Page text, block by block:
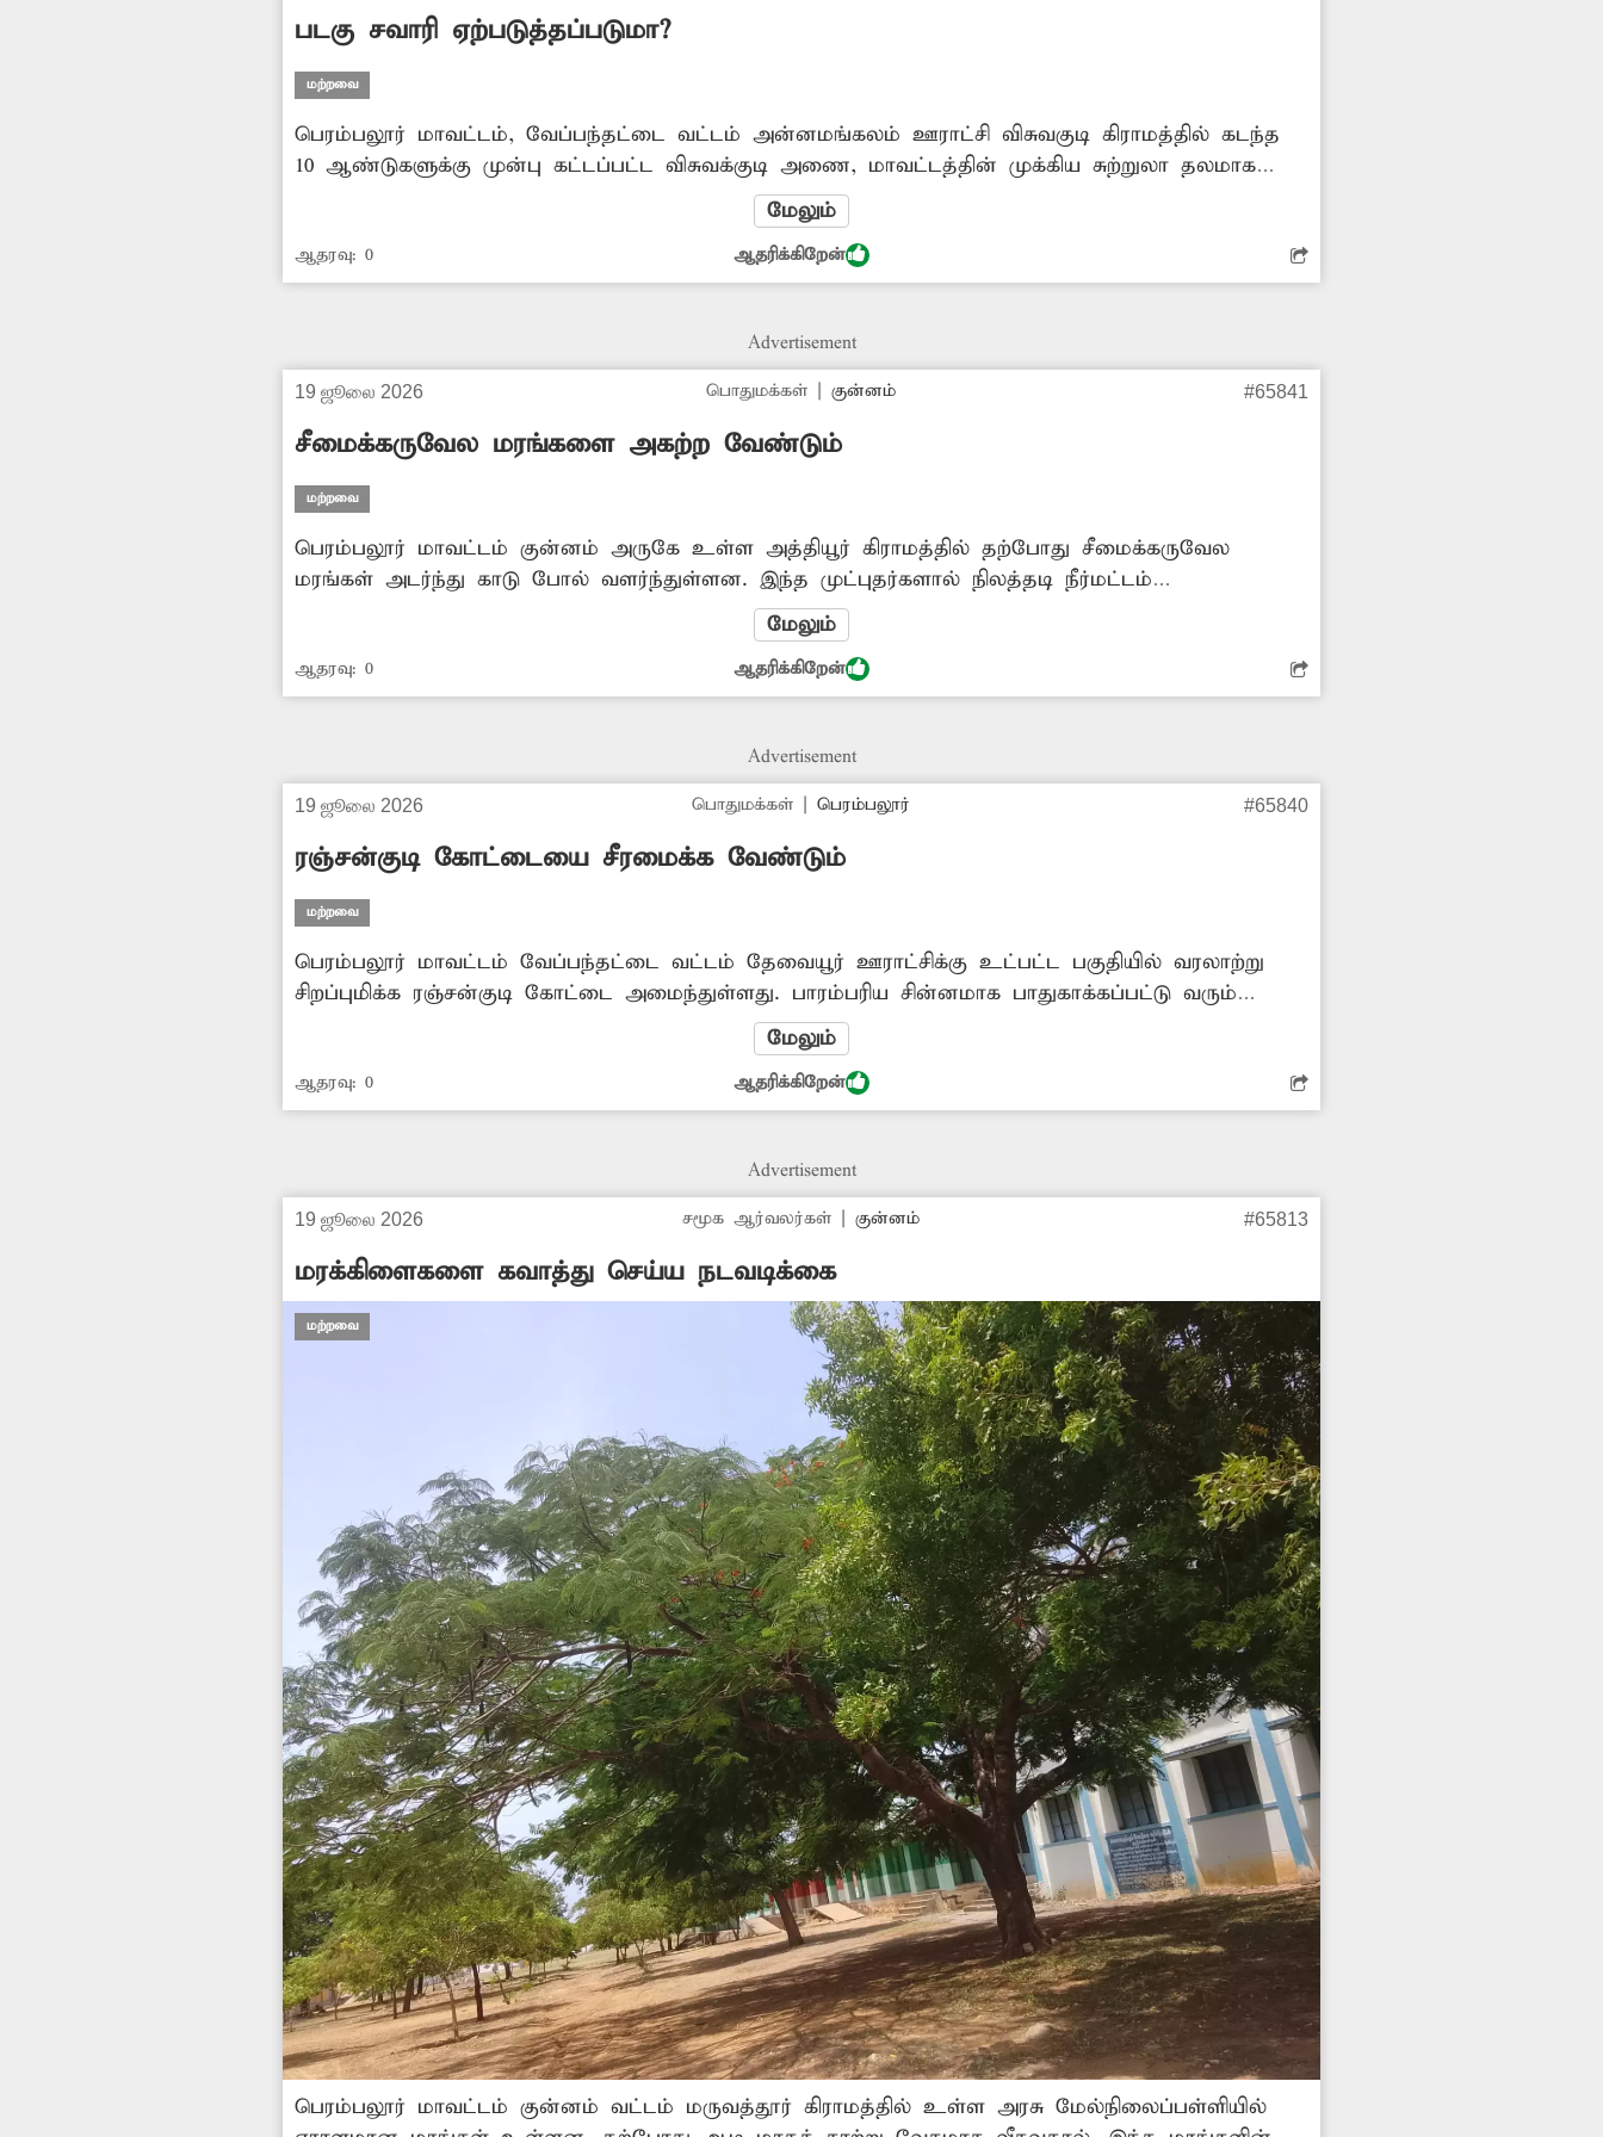
படகு சவாரி ஏற்படுத்தப்படுமா?
மற்றவை
பெரம்பலூர் மாவட்டம், வேப்பந்தட்டை வட்டம் அன்னமங்கலம் ஊராட்சி விசுவகுடி கிராமத்தில் கடந்த
10 ஆண்டுகளுக்கு முன்பு கட்டப்பட்ட விசுவக்குடி அணை, மாவட்டத்தின் முக்கிய சுற்றுலா தலமாக
விளங்கி வருகிறது. இந்த அணையை தூர்வாரி, சுற்றுலா பயணிகள் மகிழும் வகையில் படகு சவாரி
வசதி ஏற்படுத்தி தந்தால், அதிகப்படியான சுற்றுலா பயணிகள் வந்து செல்வதோடு அப்பகுதி
பொருளாதார ரீதியாகவும் வளர்ச்சி பெறும். எனவே, விசுவக்குடி அணையில் படகு சவாரிக்கு ஏற்பாடு
செய்ய சம்பந்தப்பட்ட அதிகாரிகள் நடவடிக்கை எடுக்க வேண்டும்.
மேலும்
ஆதரவு: 0 ஆதரிக்கிறேன்
Advertisement
19 ஜூலை 2026 பொதுமக்கள் |குன்னம் #65841
சீமைக்கருவேல மரங்களை அகற்ற வேண்டும்
மற்றவை
பெரம்பலூர் மாவட்டம் குன்னம் அருகே உள்ள அத்தியூர் கிராமத்தில் தற்போது சீமைக்கருவேல
மரங்கள் அடர்ந்து காடு போல் வளர்ந்துள்ளன. இந்த முட்புதர்களால் நிலத்தடி நீர்மட்டம்
பாதிக்கப்படுவதோடு, விவசாய நிலங்களுக்கும், பொதுமக்களின் நடமாட்டத்திற்கும் பெரும் இடையூறு
ஏற்பட்டுள்ளது. கிராமத்தின் இயற்கை வளத்தை பாதுகாக்கவும், விவசாயத்தை பெருக்கவும் இந்த
சீமைக்கருவேல மரங்களை முற்றிலும் அகற்றி சுத்தம் செய்ய சம்பந்தப்பட்ட அதிகாரிகள் நடவடிக்கை
எடுக்க வேண்டும்.
மேலும்
ஆதரவு: 0 ஆதரிக்கிறேன்
Advertisement
19 ஜூலை 2026 பொதுமக்கள் |பெரம்பலூர் #65840
ரஞ்சன்குடி கோட்டையை சீரமைக்க வேண்டும்
மற்றவை
பெரம்பலூர் மாவட்டம் வேப்பந்தட்டை வட்டம் தேவையூர் ஊராட்சிக்கு உட்பட்ட பகுதியில் வரலாற்று
சிறப்புமிக்க ரஞ்சன்குடி கோட்டை அமைந்துள்ளது. பாரம்பரிய சின்னமாக பாதுகாக்கப்பட்டு வரும்
இக்கோட்டையின் பின்பகுதியில் தற்போது சில இடங்களில் சீமைக்கருவேல மரங்கள் அடர்ந்து காடு
போல் வளர்ந்துள்ளன. இந்த முட்புதர்களால் கோட்டையின் அழகும், அமைப்பும் பாதிக்கப்படுவதோடு,
அங்கு வரும் பொதுமக்களுக்கும் அச்சுறுத்தல் ஏற்பட்டுள்ளது. எனவே, இந்த சீமைக்கருவேல மரங்களை
அகற்றிட சம்பந்தப்பட்ட அதிகாரிகள் நடவடிக்கை எடுக்க வேண்டும்.
மேலும்
ஆதரவு: 0 ஆதரிக்கிறேன்
Advertisement
19 ஜூலை 2026 சமூக ஆர்வலர்கள் |குன்னம் #65813
மரக்கிளைகளை கவாத்து செய்ய நடவடிக்கை
மற்றவை
பெரம்பலூர் மாவட்டம் குன்னம் வட்டம் மருவத்தூர் கிராமத்தில் உள்ள அரசு மேல்நிலைப்பள்ளியில்